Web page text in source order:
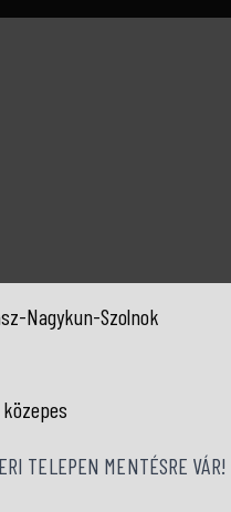
Nagykun-Szolnok
TELEPEN MENTÉSRE VÁR!